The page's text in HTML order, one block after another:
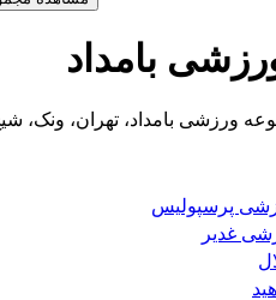
بامداد
ورزشی بامداد، تهران، ونک،
پرسپولیس
غدیر